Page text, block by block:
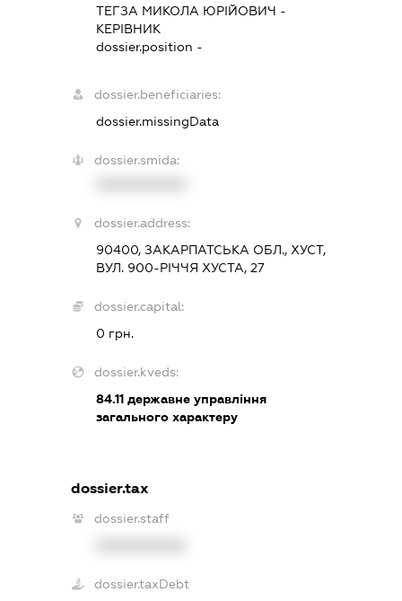
ТЕГЗА МИКОЛА ЮРІЙОВИЧ -
КЕРІВНИК
dossier.position -
dossier.beneficiaries:
dossier.missingData
dossier.smida:
dossier.address:
90400, ЗАКАРПАТСЬКА ОБЛ., ХУСТ,
ВУЛ. 900-РІЧЧЯ ХУСТА, 27
dossier.capital:
0 грн.
dossier.kveds:
84.11 державне управління
загального характеру
dossier.tax
dossier.staff
dossier.taxDebt